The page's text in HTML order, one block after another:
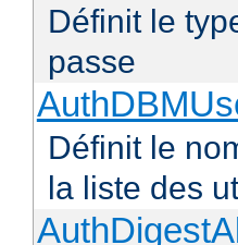
Définit le
passe
Définit le
la liste des